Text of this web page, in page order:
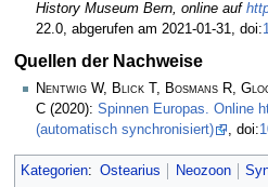
History Museum Bern, online auf
22.0, abgerufen am 2021-01-31, doi:
Quellen der Nachweise
Nentwig W, Blick T, Bosmans R,
C (2020): Spinnen Europas. Online
(automatisch synchronisiert)
, doi:
Kategorien: Ostearius Neozoon